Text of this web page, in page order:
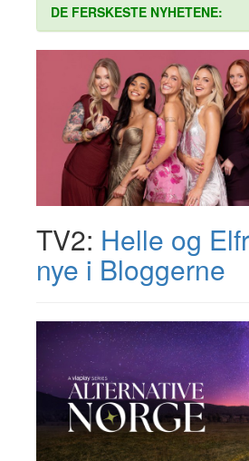
DE FERSKESTE NYHETENE:
TV2: Helle og
nye i Bloggerne